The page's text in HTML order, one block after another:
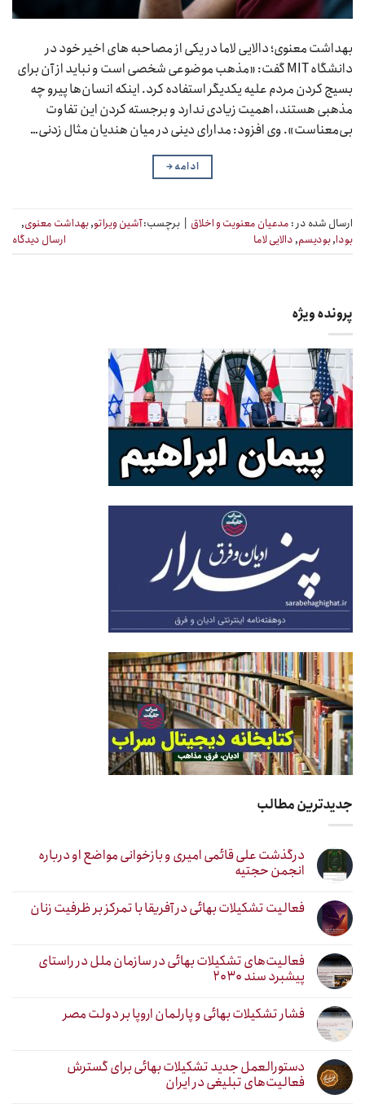
بهداشت معنوی؛ دالایی لاما در یکی از مصاحبه های اخیر خود در
دانشگاه MIT گفت: «مذهب موضوعی شخصی است و نباید از آن برای
بسیج کردن مردم علیه یکدیگر استفاده کرد. اینکه انسان‌ها پیرو چه
مذهبی هستند، اهمیت زیادی ندارد و برجسته کردن این تفاوت‌
بی‌معناست». وی افزود: مدارای دینی در میان هندیان مثال زدنی…
ادامه→
ارسال شده در : مدعیان معنویت و اخلاق | برچسب:آشین ویراتو,بهداشت معنوی,
بودا,بودیسم, دالایی لاما ارسال دیدگاه
پرونده ویژه
جدیدترین مطالب
درگذشت علی قائمی امیری و بازخوانی مواضع او درباره
انجمن حجتیه
فعالیت تشکیلات بهائی در آفریقا با تمرکز بر ظرفیت زنان
فعالیت‌های تشکیلات بهائی در سازمان ملل در راستای
پیشبرد سند ۲۰۳۰
فشار تشکیلات بهائی و پارلمان اروپا بر دولت مصر
دستورالعمل جدید تشکیلات بهائی برای گسترش
فعالیت‌های تبلیغی در ایران